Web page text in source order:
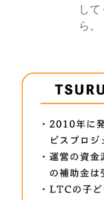
し
ら。